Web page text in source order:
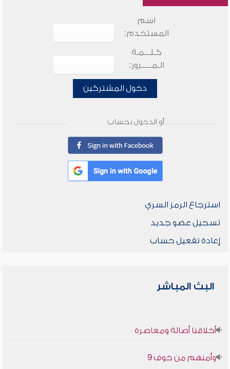
اسم
المستخدم:
كـلـــمـة
الـمـــــرور:
دخول المشتركين
أو الدخول بحساب
استرجاع الرمز السري
تسجيل عضو جديد
إعادة تفعيل حساب
البث المباشر
أخلاقنا أصالة ومعاصرة
وأمنهم من خوف 9